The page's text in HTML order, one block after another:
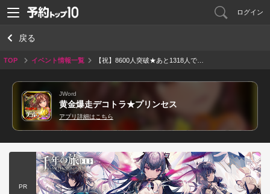
ログイン
戻る
TOP イベント情報一覧 【祝】8600人突破★あと1318人で…
JWord
黄金爆走デコトラ★プリンセス
アプリ詳細はこちら
PR